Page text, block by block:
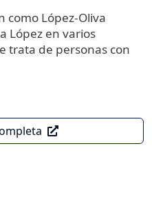
como López-Oliva
López en varios
trata de personas con